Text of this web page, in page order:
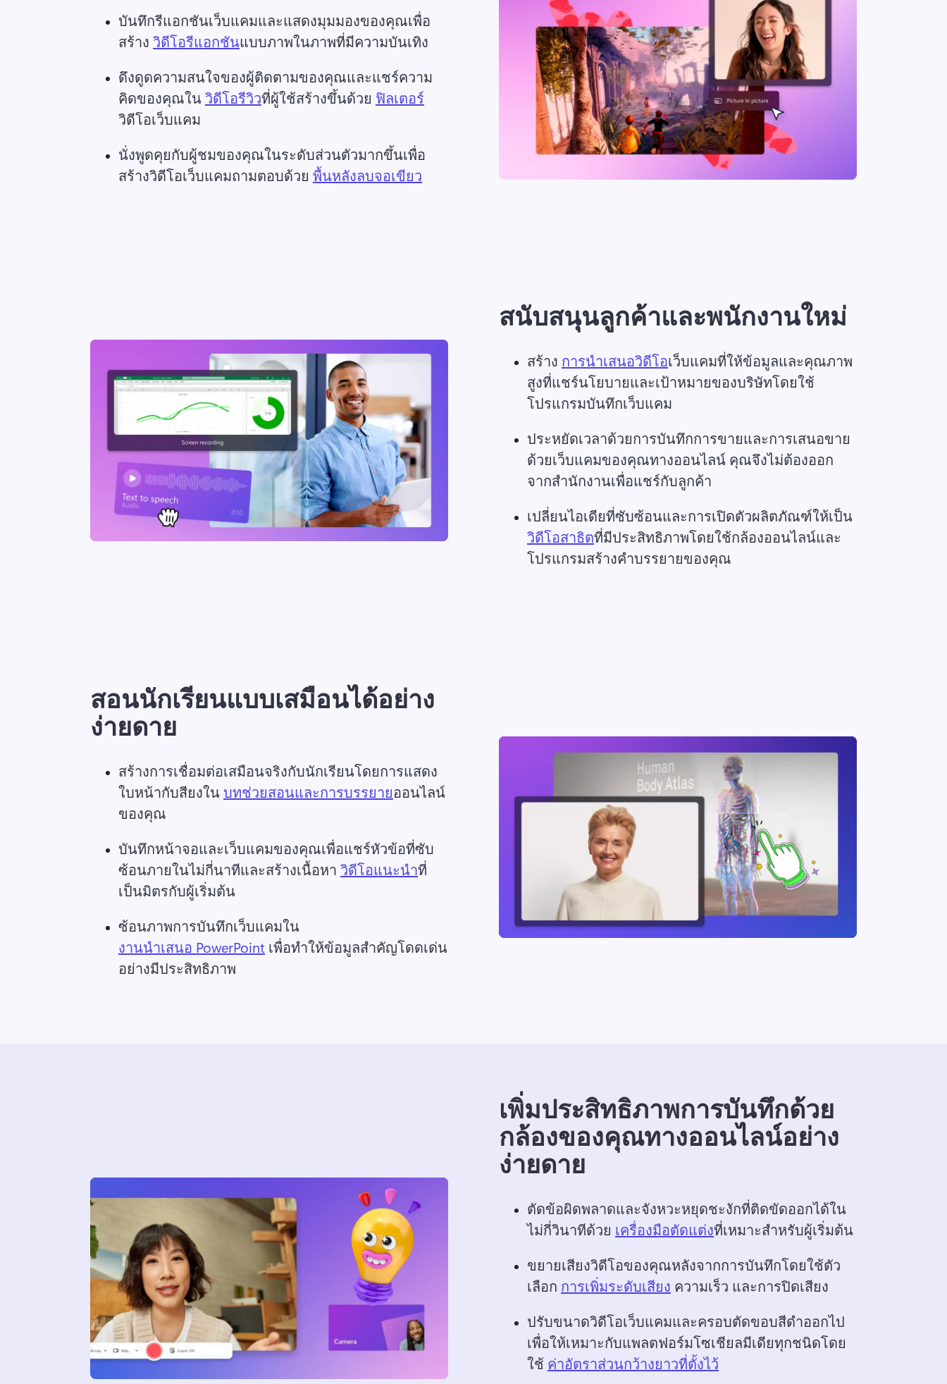
บันทึกรีแอกชันเว็บแคมและแสดงมุมมองของคุณเพื่อ
สร้าง วิดีโอรีแอกชันแบบภาพในภาพที่มีความบันเทิง
ดึงดูดความสนใจของผู้ติดตามของคุณและแชร์ความ
คิดของคุณใน วิดีโอรีวิวที่ผู้ใช้สร้างขึ้นด้วย ฟิลเตอร์
วิดีโอเว็บแคม
นั่งพูดคุยกับผู้ชมของคุณในระดับส่วนตัวมากขึ้นเพื่อ
สร้างวิดีโอเว็บแคมถามตอบด้วย พื้นหลังลบจอเขียว
สนับสนุนลูกค้าและพนักงานใหม่
สร้าง การนำเสนอวิดีโอเว็บแคมที่ให้ข้อมูลและคุณภาพ
สูงที่แชร์นโยบายและเป้าหมายของบริษัทโดยใช้
โปรแกรมบันทึกเว็บแคม
ประหยัดเวลาด้วยการบันทึกการขายและการเสนอขาย
ด้วยเว็บแคมของคุณทางออนไลน์ คุณจึงไม่ต้องออก
จากสำนักงานเพื่อแชร์กับลูกค้า
เปลี่ยนไอเดียที่ซับซ้อนและการเปิดตัวผลิตภัณฑ์ให้เป็น
วิดีโอสาธิตที่มีประสิทธิภาพโดยใช้กล้องออนไลน์และ
โปรแกรมสร้างคำบรรยายของคุณ
สอนนักเรียนแบบเสมือนได้อย่าง
ง่ายดาย
สร้างการเชื่อมต่อเสมือนจริงกับนักเรียนโดยการแสดง
ใบหน้ากับสียงใน บทช่วยสอนและการบรรยายออนไลน์
ของคุณ
บันทึกหน้าจอและเว็บแคมของคุณเพื่อแชร์หัวข้อที่ซับ
ซ้อนภายในไม่กี่นาทีและสร้างเนื้อหา วิดีโอแนะนำที่
เป็นมิตรกับผู้เริ่มต้น
ซ้อนภาพการบันทึกเว็บแคมใน
งานนำเสนอ PowerPoint เพื่อทำให้ข้อมูลสำคัญโดดเด่น
อย่างมีประสิทธิภาพ
เพิ่มประสิทธิภาพการบันทึกด้วย
กล้องของคุณทางออนไลน์อย่าง
ง่ายดาย
ตัดข้อผิดพลาดและจังหวะหยุดชะงักที่ติดขัดออกได้ใน
ไม่กี่วินาทีด้วย เครื่องมือตัดแต่งที่เหมาะสำหรับผู้เริ่มต้น
ขยายเสียงวิดีโอของคุณหลังจากการบันทึกโดยใช้ตัว
เลือก การเพิ่มระดับเสียง ความเร็ว และการปิดเสียง
ปรับขนาดวิดีโอเว็บแคมและครอบตัดขอบสีดำออกไป
เพื่อให้เหมาะกับแพลตฟอร์มโซเชียลมีเดียทุกชนิดโดย
ใช้ ค่าอัตราส่วนกว้างยาวที่ตั้งไว้